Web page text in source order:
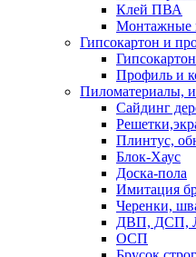
Клей ПВА
Монтажные
Гипсокартон и
Гипсокартон
Профиль и
Пиломатериалы,
Сайдинг
Плинтус,
Блок-Хаус
Доска-пола
Имитация
Черенки,
ДВП, ДСП,
ОСП